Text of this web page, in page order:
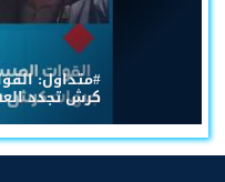
#متداول:
كرش تجدد